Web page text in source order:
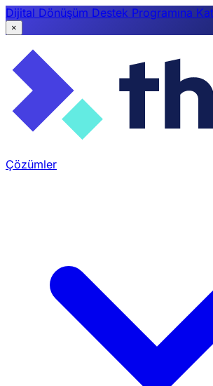
Dijital Dönüşüm Destek Programına
×
Çözümler